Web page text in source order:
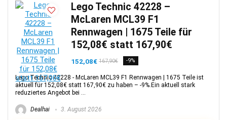
Lego Technic 42228 –
McLaren MCL39 F1
Rennwagen | 1675 Teile für
152,08€ statt 167,90€
152,08€ 167,90€ -9%
Lego Technic 42228 - McLaren MCL39 F1 Rennwagen | 1675 Teile ist
aktuell für 152,08€ statt 167,90€ zu haben – -9%.Ein aktuell stark
reduziertes Angebot bei ...
Dealhai 3. August 2026